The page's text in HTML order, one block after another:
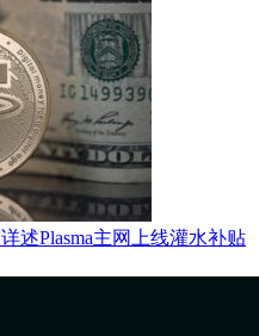
述Plasma主网上线灌水补贴